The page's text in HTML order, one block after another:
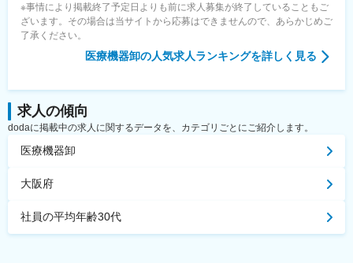
※事情により掲載終了予定日よりも前に求人募集が終了していることもご
ざいます。その場合は当サイトから応募はできませんので、あらかじめご
了承ください。
医療機器卸の人気求人ランキングを詳しく見る
求人の傾向
dodaに掲載中の求人に関するデータを、カテゴリごとにご紹介します。
医療機器卸
大阪府
社員の平均年齢30代